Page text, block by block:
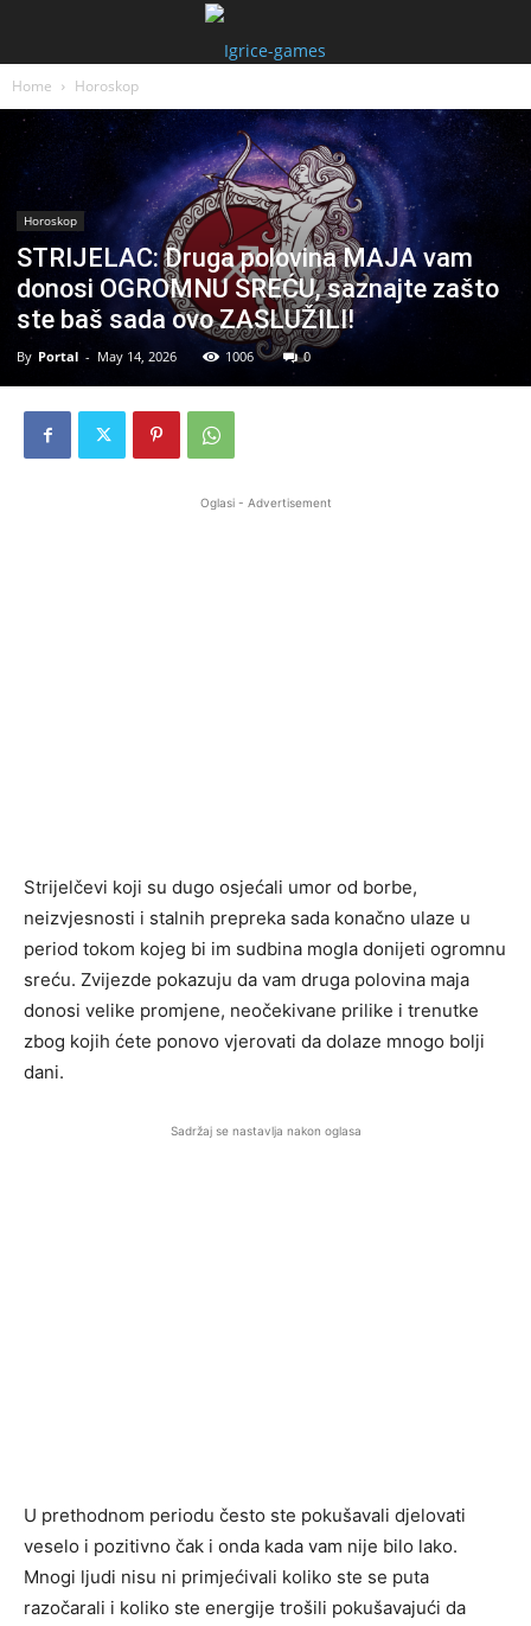
Home Horoskop
Horoskop
STRIJELAC: Druga polovina MAJA vam
donosi OGROMNU SREĆU, saznajte zašto
ste baš sada ovo ZASLUŽILI!
By Portal - May 14, 2026 1006 0
Oglasi - Advertisement
Strijelčevi koji su dugo osjećali umor od borbe,
neizvjesnosti i stalnih prepreka sada konačno ulaze u
period tokom kojeg bi im sudbina mogla donijeti ogromnu
sreću. Zvijezde pokazuju da vam druga polovina maja
donosi velike promjene, neočekivane prilike i trenutke
zbog kojih ćete ponovo vjerovati da dolaze mnogo bolji
dani.
Sadržaj se nastavlja nakon oglasa
U prethodnom periodu često ste pokušavali djelovati
veselo i pozitivno čak i onda kada vam nije bilo lako.
Mnogi ljudi nisu ni primjećivali koliko ste se puta
razočarali i koliko ste energije trošili pokušavajući da